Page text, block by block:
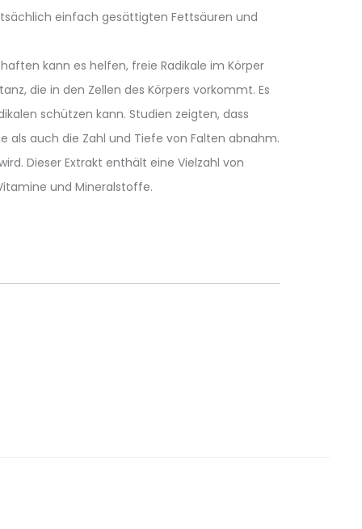
einfach gesättigten Fettsäuren und
kann es helfen, freie Radikale im Körper
die in den Zellen des Körpers vorkommt. Es
schützen kann. Studien zeigten, dass
als auch die Zahl und Tiefe von Falten abnahm.
Dieser Extrakt enthält eine Vielzahl von
und Mineralstoffe.